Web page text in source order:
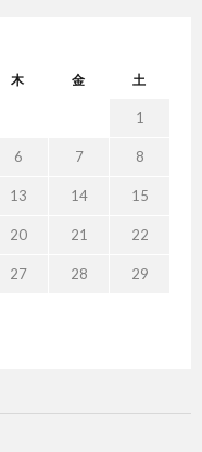
木 金 土
1
6 7 8
13 14 15
20 21 22
27 28 29